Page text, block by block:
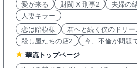
愛が来る
財閥 X 刑事2 夫婦の
人妻キラー
恋は飴模様
君へと続く僕のドリー
殺し屋たちの店2
今、不倫が問題
華流トップページ